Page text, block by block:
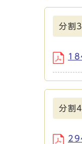
分割
18
分割
29